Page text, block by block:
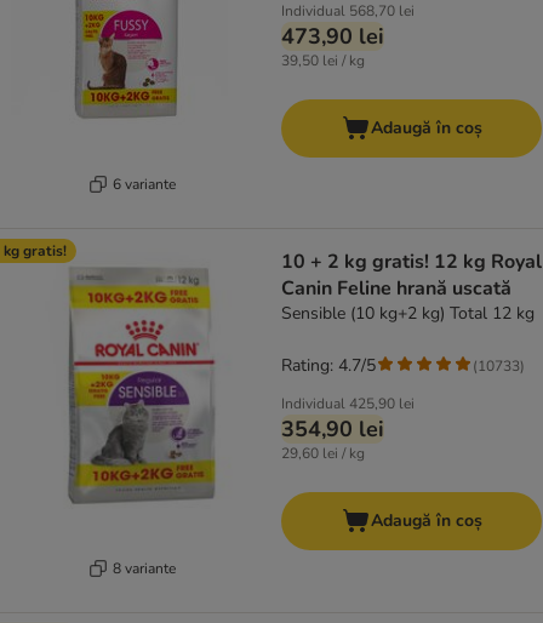
6 variante
Individual 568,70 lei
473,90 lei
39,50 lei / kg
Adaugă în coș
kg gratis!
8 variante
10 + 2 kg gratis! 12 kg Royal
Canin Feline hrană uscată
Sensible (10 kg+2 kg) Total 12 kg
Individual425,90 lei
354,90 lei
29,60 lei / kg
Rating: 4.7/5 (10733)
Adaugă în coș